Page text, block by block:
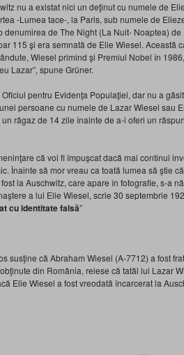
nu a existat nici un deţinut cu numele de
-Lumea tace-, la Paris, sub numele de
denumirea de The Night (La Nuit- Noaptea)
115 şi era semnată de Elie Wiesel. Această
Wiesel primind şi Premiul Nobel în
Lazar”, spune Grüner.
pentru Evidenţa Populaţiei, dar nu a
persoane cu numele de Lazar Wiesel sau
răgaz de 14 zile înainte de a-i oferi un
că voi fi împuşcat dacă mai continui
Înainte să mor vreau ca toată lumea să ştie
la Auschwitz, care apare în fotografie, s-a
a lui Elie Wiesel, scrie 30 septembrie
cu identitate falsă”
susţine că Abraham Wiesel (A-7712) a fost
din România, reiese că tatăl lui Lazar
Elie Wiesel a fost vreodată încarcerat la